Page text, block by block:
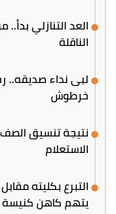
العد التنازلي
الناقلة
لبى نداء صديقه..
خرطوش
الاستعلام
يتهم كاهن كنيسة